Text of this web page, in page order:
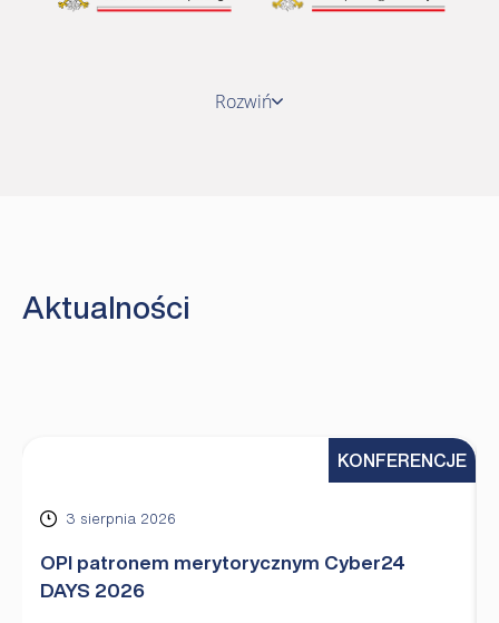
Rozwiń
Aktualności
OPI patronem merytorycznym Cyber24
DAYS 2026
3 sierpnia 2026
KONFERENCJE